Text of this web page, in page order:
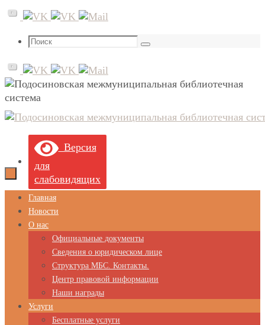
Перейти
содержимому
Что
Поиск
Версия
для
слабовидящих
Перейти
содержимому
Главная
Новости
О нас
Официальные документы
Сведения о юридическом лице
Структура МБС. Контакты.
Центр правовой информации
Наши награды
Услуги
Бесплатные услуги